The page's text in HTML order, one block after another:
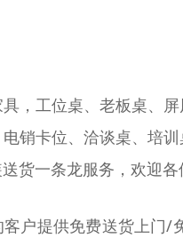
，工位桌、老板桌、
销卡位、洽谈桌、培
货一条龙服务，欢迎各
户提供免费送货上门